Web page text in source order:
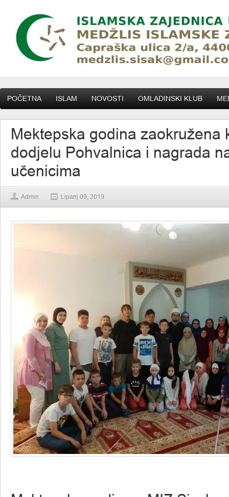
POČETNA ISLAM NOVOSTI OMLADINSKI KLUB
Mektepska godina zaokružena
dodjelu Pohvalnica i nagrada
učenicima
Admin Lipanj 09, 2019